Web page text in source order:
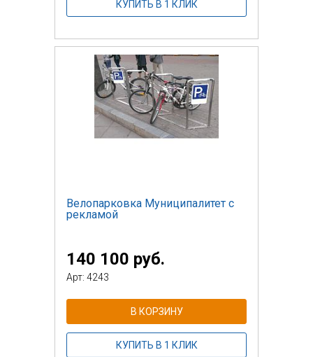
КУПИТЬ В 1 КЛИК
Велопарковка Муниципалитет с
рекламой
140 100 руб.
Арт: 4243
В КОРЗИНУ
КУПИТЬ В 1 КЛИК